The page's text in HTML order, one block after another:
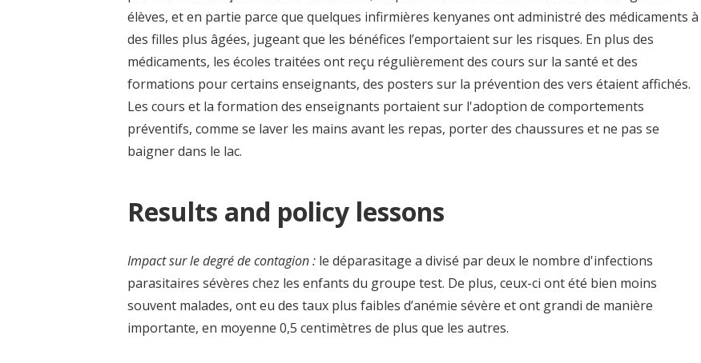
élèves, et en partie parce que quelques infirmières kenyanes ont administré des médicaments à
des filles plus âgées, jugeant que les bénéfices l’emportaient sur les risques. En plus des
médicaments, les écoles traitées ont reçu régulièrement des cours sur la santé et des
formations pour certains enseignants, des posters sur la prévention des vers étaient affichés.
Les cours et la formation des enseignants portaient sur l'adoption de comportements
préventifs, comme se laver les mains avant les repas, porter des chaussures et ne pas se
baigner dans le lac.
Results and policy lessons
Impact sur le degré de contagion : le déparasitage a divisé par deux le nombre d'infections
parasitaires sévères chez les enfants du groupe test. De plus, ceux-ci ont été bien moins
souvent malades, ont eu des taux plus faibles d’anémie sévère et ont grandi de manière
importante, en moyenne 0,5 centimètres de plus que les autres.